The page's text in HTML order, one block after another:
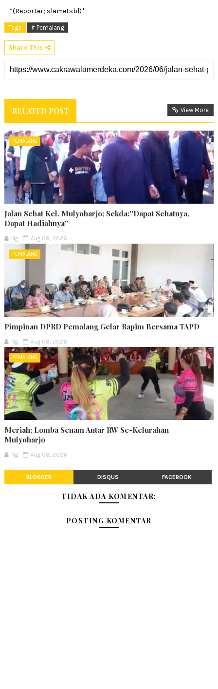
*(Reporter; slametsbl)*
Tags # Pemalang
Share This
RELATED POST View More
PEMALANG
Jalan Sehat Kel. Mulyoharjo; Sekda:''Dapat Sehatnya,
Dapat Hadiahnya''
Ng Aug 09, 2026
PEMALANG
Pimpinan DPRD Pemalang Gelar Rapim Bersama TAPD
Ng Aug 08, 2026
PEMALANG
Meriah; Lomba Senam Antar RW Se-Kelurahan
Mulyoharjo
Ng Aug 08, 2026
BLOGGER DISQUS FACEBOOK
TIDAK ADA KOMENTAR:
POSTING KOMENTAR